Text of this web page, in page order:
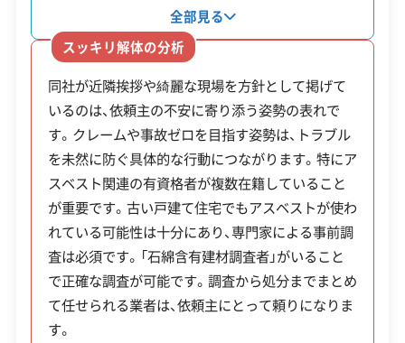
施設までの長距離輸送となるため、移動時間を
含めた運搬コストの見積もりをしっかり確認
解体工事で発生したコンクリートガラや木くずな
どの産業廃棄物は、家庭ごみを処理する「津久井ク
リーンセンター」には持ち込めず、主に緑区橋本台
や中央区田名エリアにある民間の中間処理施設へ
運搬します。
特に、区の西端にあたる藤野地区の現場からは処理
建物構造 木造
対応業務
産業廃棄物収集運搬業
不動産取引業
土木工事業
公式HP 公式サイトを見る
許可番号
【建設業許可】
神奈川県知事：第040313号
【産業廃棄物収集運搬業許可】
神奈川県知事：第01402000422号
相模原市長：第09810000422号
東京都知事：第01300000422号
この解体業者の特徴
処理業や土木工事業も手掛けており、関連する工事
をまとめて依頼できます。専門資格を持つスタッフ
が在籍しており、解体工事の専門家である「解体工
事施工技士」に加え、アスベストの専門知識を持つ
「石綿作業主任者」や「石綿含有建材調査者」も在籍
します。これにより、アスベストが使用されている
可能性のある建物の事前調査から法令に準拠した
適切な解体、運搬処分まで自社で完結します。ま
た、企業方針として作業前の近隣挨拶や現場の整理
整頓を徹底し、依頼主だけでなく近隣住民への配慮
も重視しています。
全部見る
スッキリ解体の分析
同社が近隣挨拶や綺麗な現場を方針として掲げて
いるのは、依頼主の不安に寄り添う姿勢の表れで
す。クレームや事故ゼロを目指す姿勢は、トラブル
を未然に防ぐ具体的な行動につながります。特にア
スベスト関連の有資格者が複数在籍していること
が重要です。古い戸建て住宅でもアスベストが使わ
れている可能性は十分にあり、専門家による事前調
査は必須です。「石綿含有建材調査者」がいること
で正確な調査が可能です。調査から処分までまとめ
て任せられる業者は、依頼主にとって頼りになりま
す。